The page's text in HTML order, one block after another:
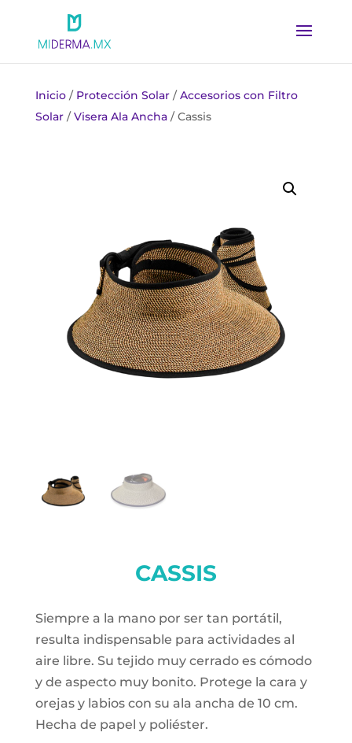
Inicio/ Protección Solar/Accesorios con Filtro
Solar/Visera Ala Ancha/ Cassis
CASSIS
Siempre a la mano por ser tan portátil,
resulta indispensable para actividades al
aire libre. Su tejido muy cerrado es cómodo
y de aspecto muy bonito. Protege la cara y
orejas y labios con su ala ancha de 10 cm.
Hecha de papel y poliéster.